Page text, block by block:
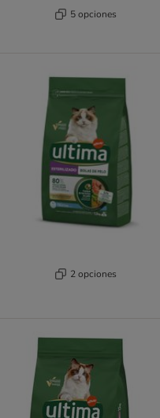
5 opciones
2 opciones